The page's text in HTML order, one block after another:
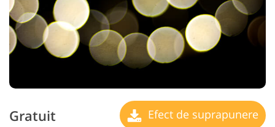
Gratuit Efect de suprapunere